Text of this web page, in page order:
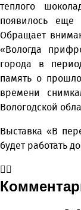
теплого
появилось еще
Обращает
«Вологда
города в
память о
времени
Вологодской
Выставка «В
будет работать